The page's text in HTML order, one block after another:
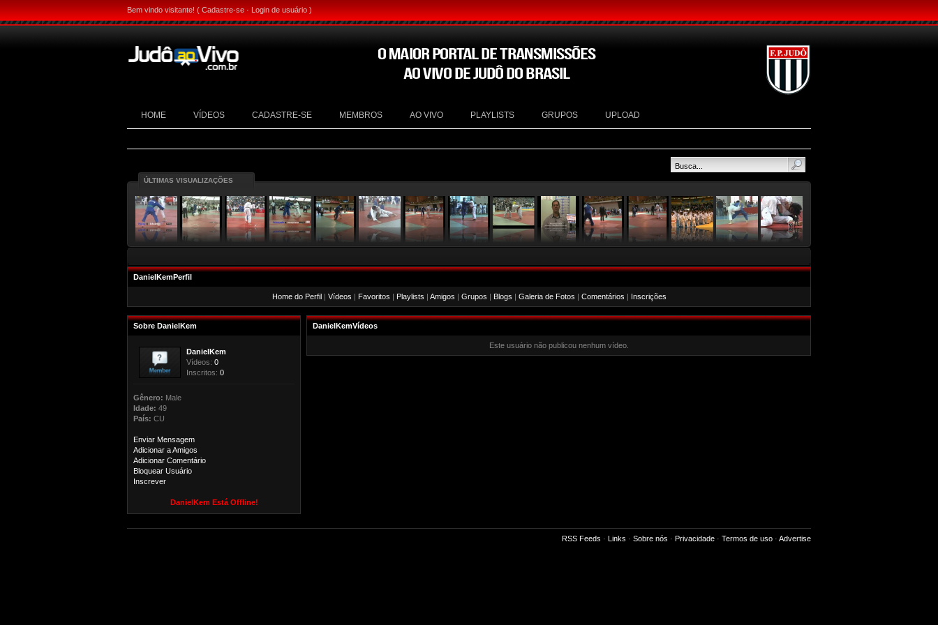
Bem vindo visitante! ( Cadastre-se · Login de usuário )
HOME VÍDEOS CADASTRE-SE MEMBROS AO VIVO PLAYLISTS GRUPOS UPLOAD
ÚLTIMAS VISUALIZAÇÕES
DanielKemPerfil
Home do Perfil| Vídeos | Favoritos | Playlists | Amigos | Grupos | Blogs | Galeria de Fotos | Comentários | Inscrições
Sobre DanielKem
DanielKem
Vídeos: 0
Inscritos: 0
Gênero: Male
Idade: 49
País: CU
Enviar Mensagem
Adicionar a Amigos
Adicionar Comentário
Bloquear Usuário
Inscrever
DanielKem Está Offline!
DanielKemVídeos
Este usuário não publicou nenhum vídeo.
RSS Feeds · Links · Sobre nós · Privacidade · Termos de uso · Advertise